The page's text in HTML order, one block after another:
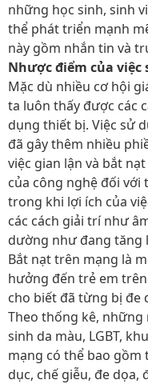
những học sinh, sinh
thể phát triển mạnh
này gồm nhắn tin và
Nhược điểm của
Mặc dù nhiều cơ hội
ta luôn thấy được các
dụng thiết bị. Việc sử
đã gây thêm nhiều
việc gian lận và bắt
của công nghệ đối với
trong khi lợi ích của
các cách giải trí như
dường như đang tăng
Bắt nạt trên mạng là
hưởng đến trẻ em
cho biết đã từng bị đe
Theo thống kê,
sinh da màu, LGBT,
mạng có thể bao gồm
dục, chế giễu, đe